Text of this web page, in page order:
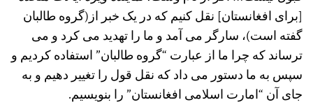
[برای افغانستان] نقل کنیم که در یک خبر از(گروه طالبان
گفته است)، سارگر می آمد و ما را تهدید می کرد و می
ترساند که چرا ما از عبارت “گروه طالبان” استفاده کردیم و
سپس به ما دستور می داد که نقل قول را تغییر دهیم و به
جای آن “امارت اسلامی افغانستان” را بنویسیم.